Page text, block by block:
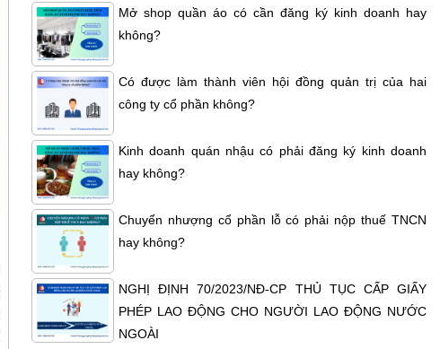
Mở shop quần áo có cần đăng ký kinh doanh hay
không?
Có được làm thành viên hội đồng quản trị của hai
công ty cổ phần không?
Kinh doanh quán nhậu có phải đăng ký kinh doanh
hay không?
Chuyển nhượng cổ phần lỗ có phải nộp thuế TNCN
hay không?
NGHỊ ĐỊNH 70/2023/NĐ-CP THỦ TỤC CẤP GIẤY
PHÉP LAO ĐỘNG CHO NGƯỜI LAO ĐỘNG NƯỚC
NGOÀI